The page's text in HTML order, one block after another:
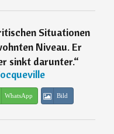
Situationen
Niveau. Er
sinkt darunter.“
WhatsApp Bild